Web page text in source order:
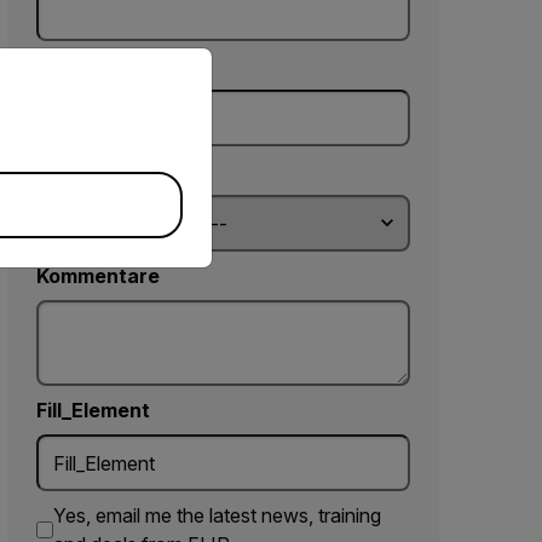
Country *
Kommentare
Fill_Element
Yes, email me the latest news, training
version of our website.